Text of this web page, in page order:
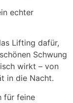
echter
Lifting dafür,
Schwung
wirkt – von
in die Nacht.
für feine